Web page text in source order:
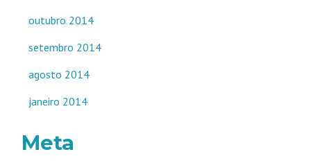
outubro 2014
setembro 2014
agosto 2014
janeiro 2014
Meta